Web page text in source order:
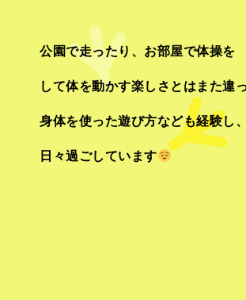
公園で走ったり、お部屋で体操を
して体を動かす楽しさとはまた違
身体を使った遊び方なども経験し、
日々過ごしています